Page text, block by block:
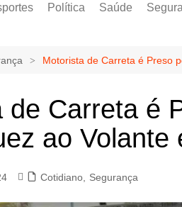
Política Saúde
Motorista de Carreta é Preso
de Carreta é
ao
Cotidiano Segurança